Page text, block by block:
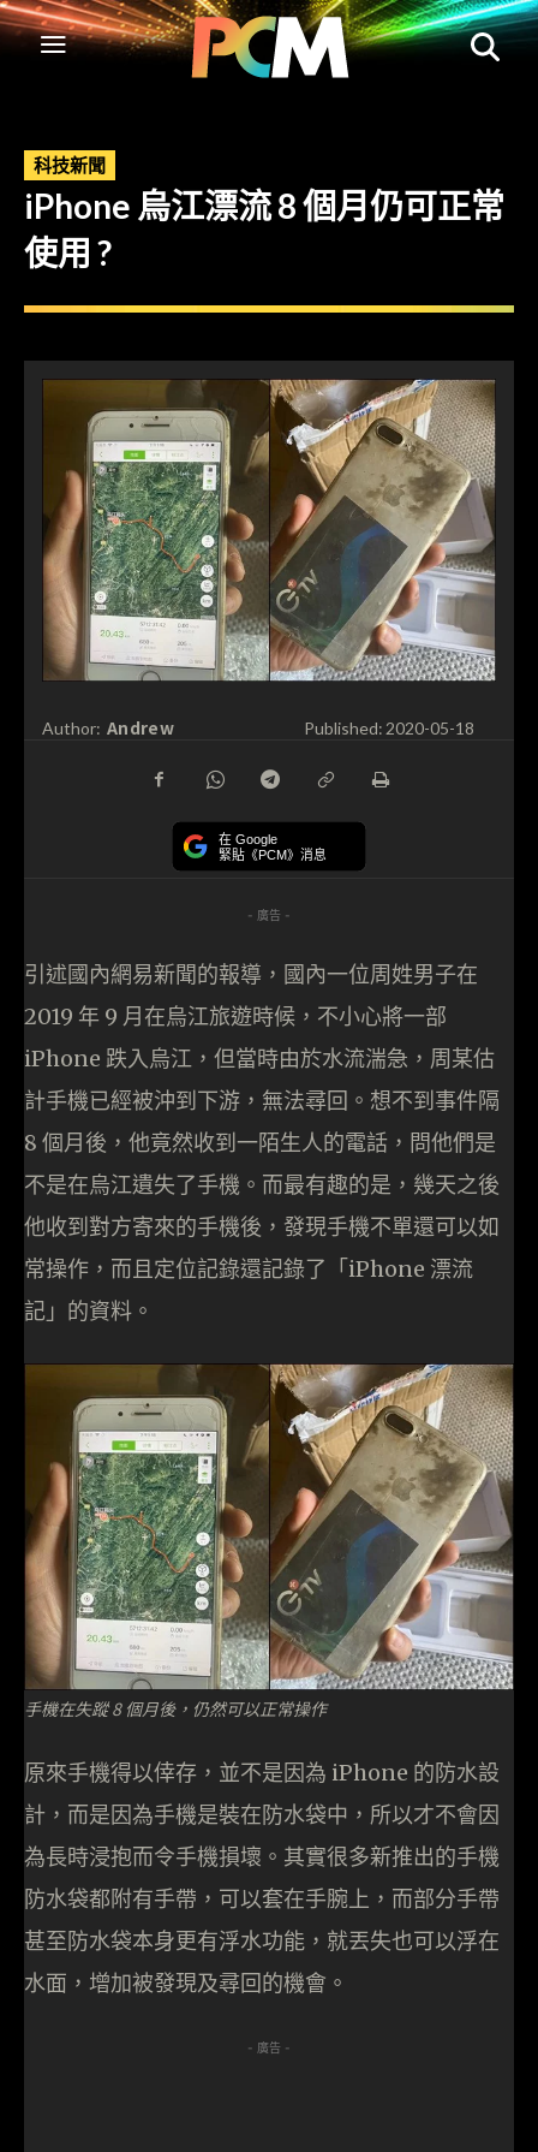
科技新聞
iPhone 烏江漂流 8 個月仍可正常
使用 ?
Author: Andrew Published:2020-05-18
在 Google
緊貼《PCM》消息
- 廣告 -
引述國內網易新聞的報導，國內一位周姓男子在
2019 年 9 月在烏江旅遊時候，不小心將一部
iPhone 跌入烏江，但當時由於水流湍急，周某估
計手機已經被沖到下游，無法尋回。想不到事件隔
8 個月後，他竟然收到一陌生人的電話，問他們是
不是在烏江遺失了手機。而最有趣的是，幾天之後
他收到對方寄來的手機後，發現手機不單還可以如
常操作，而且定位記錄還記錄了「iPhone 漂流
記」的資料。
手機在失蹤 8 個月後，仍然可以正常操作
原來手機得以倖存，並不是因為 iPhone 的防水設
計，而是因為手機是裝在防水袋中，所以才不會因
為長時浸抱而令手機損壞。其實很多新推出的手機
防水袋都附有手帶，可以套在手腕上，而部分手帶
甚至防水袋本身更有浮水功能，就丟失也可以浮在
水面，增加被發現及尋回的機會。
- 廣告 -